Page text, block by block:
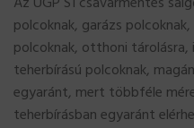
polcoknak, garázs
polcoknak, otthoni tárolásra,
teherbírású polcoknak,
egyaránt, mert többféle
teherbírásban egyaránt